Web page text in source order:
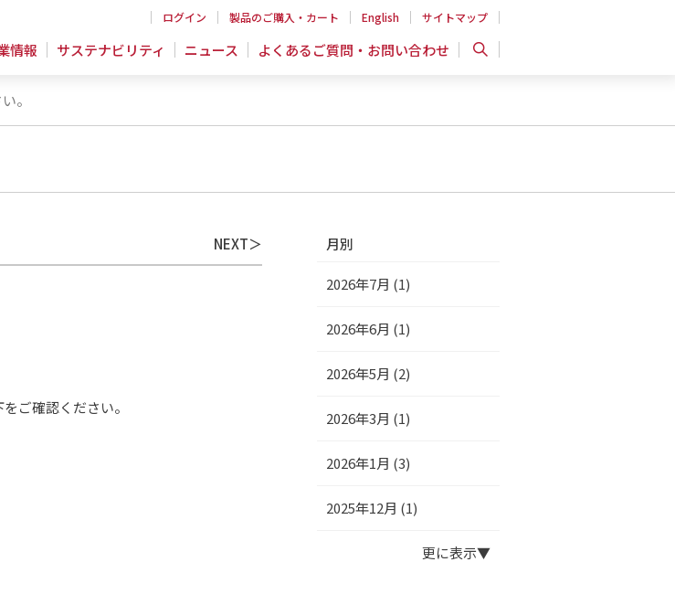
ログイン 製品のご購入・カート English サイトマップ
情報 サステナビリティ ニュース よくあるご質問・お問い合わせ
。
NEXT
ご確認ください。
月別
2026年7月 (1)
2026年6月 (1)
2026年5月 (2)
2026年3月 (1)
2026年1月 (3)
2025年12月 (1)
更に表示